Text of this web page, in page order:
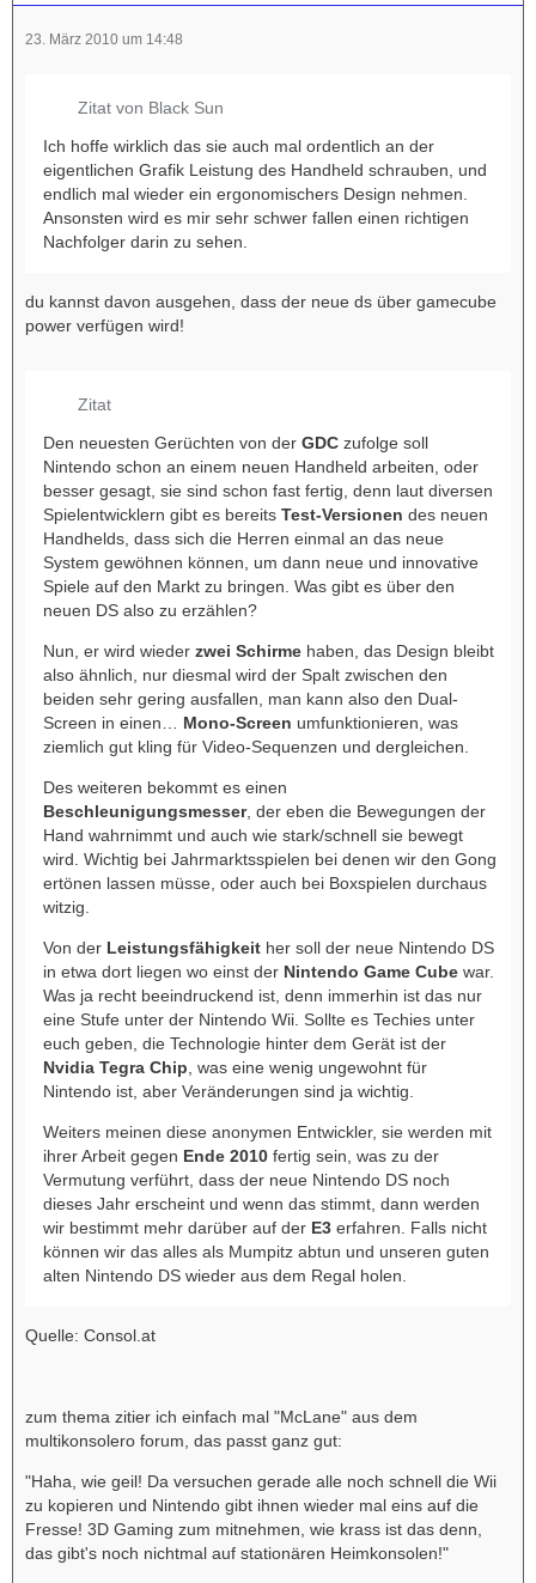
23. März 2010 um 14:48
Zitat von Black Sun
Ich hoffe wirklich das sie auch mal ordentlich an der
eigentlichen Grafik Leistung des Handheld schrauben, und
endlich mal wieder ein ergonomischers Design nehmen.
Ansonsten wird es mir sehr schwer fallen einen richtigen
Nachfolger darin zu sehen.
du kannst davon ausgehen, dass der neue ds über gamecube
power verfügen wird!
Zitat
Den neuesten Gerüchten von der GDC zufolge soll
Nintendo schon an einem neuen Handheld arbeiten, oder
besser gesagt, sie sind schon fast fertig, denn laut diversen
Spielentwicklern gibt es bereits Test-Versionen des neuen
Handhelds, dass sich die Herren einmal an das neue
System gewöhnen können, um dann neue und innovative
Spiele auf den Markt zu bringen. Was gibt es über den
neuen DS also zu erzählen?
Nun, er wird wieder zwei Schirme haben, das Design bleibt
also ähnlich, nur diesmal wird der Spalt zwischen den
beiden sehr gering ausfallen, man kann also den Dual-
Screen in einen… Mono-Screen umfunktionieren, was
ziemlich gut kling für Video-Sequenzen und dergleichen.
Des weiteren bekommt es einen
Beschleunigungsmesser, der eben die Bewegungen der
Hand wahrnimmt und auch wie stark/schnell sie bewegt
wird. Wichtig bei Jahrmarktsspielen bei denen wir den Gong
ertönen lassen müsse, oder auch bei Boxspielen durchaus
witzig.
Von der Leistungsfähigkeit her soll der neue Nintendo DS
in etwa dort liegen wo einst der Nintendo Game Cube war.
Was ja recht beeindruckend ist, denn immerhin ist das nur
eine Stufe unter der Nintendo Wii. Sollte es Techies unter
euch geben, die Technologie hinter dem Gerät ist der
Nvidia Tegra Chip , was eine wenig ungewohnt für
Nintendo ist, aber Veränderungen sind ja wichtig.
Weiters meinen diese anonymen Entwickler, sie werden mit
ihrer Arbeit gegen Ende 2010 fertig sein, was zu der
Vermutung verführt, dass der neue Nintendo DS noch
dieses Jahr erscheint und wenn das stimmt, dann werden
wir bestimmt mehr darüber auf der E3 erfahren. Falls nicht
können wir das alles als Mumpitz abtun und unseren guten
alten Nintendo DS wieder aus dem Regal holen.
Quelle: Consol.at
zum thema zitier ich einfach mal "McLane" aus dem
multikonsolero forum, das passt ganz gut:
"Haha, wie geil! Da versuchen gerade alle noch schnell die Wii
zu kopieren und Nintendo gibt ihnen wieder mal eins auf die
Fresse! 3D Gaming zum mitnehmen, wie krass ist das denn,
das gibt's noch nichtmal auf stationären Heimkonsolen!"